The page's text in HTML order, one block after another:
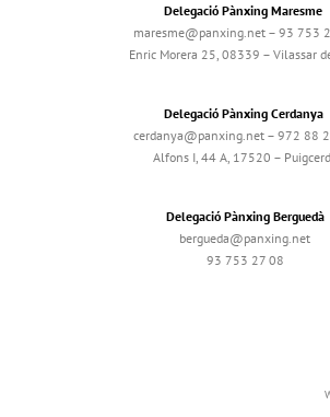
Delegació Pànxing Maresme
maresme@panxing.net – 93 753
Enric Morera 25, 08339 – Vilassar
Delegació Pànxing Cerdanya
cerdanya@panxing.net – 972 88
Alfons I, 44 A, 17520 –
Delegació Pànxing Berguedà
bergueda@panxing.net
93 753 27 08